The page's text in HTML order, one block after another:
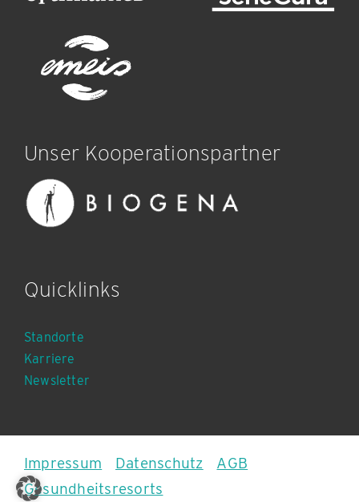
Unser Kooperationspartner
Quicklinks
Standorte
Karriere
Newsletter
Impressum Datenschutz
AGB
Gesundheitsresorts